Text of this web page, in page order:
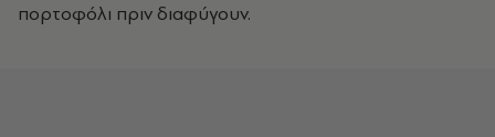
πορτοφόλι πριν διαφύγουν.